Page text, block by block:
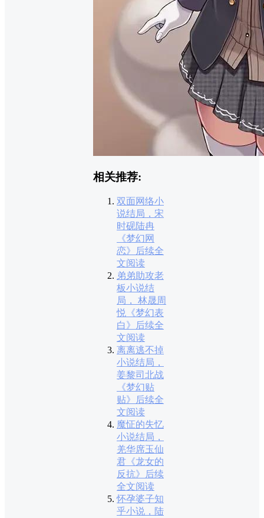
相关推荐:
双面网络小
说结局，宋
时砚陆冉
《梦幻网
恋》后续全
文阅读
弟弟助攻老
板小说结
局， 林晟周
悦《梦幻表
白》后续全
文阅读
离离逃不掉
小说结局，
姜黎司北战
《梦幻贴
贴》后续全
文阅读
魔怔的失忆
小说结局，
羌华席玉仙
君《龙女的
反抗》后续
全文阅读
怀孕婆子知
乎小说，陆